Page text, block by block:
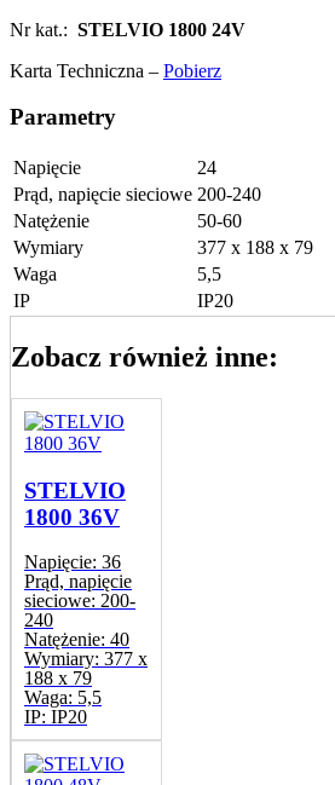
Nr kat.: STELVIO 1800 24V
Karta Techniczna – Pobierz
Parametry
Napięcie
24
Prąd, napięcie sieciowe 200-240
Natężenie
50-60
Wymiary
377 x 188 x 79
Waga
5,5
IP
IP20
Zobacz również inne:
STELVIO
1800 36V
Napięcie: 36
Prąd, napięcie
sieciowe: 200-
240
Natężenie: 40
Wymiary: 377 x
188 x 79
Waga: 5,5
IP: IP20